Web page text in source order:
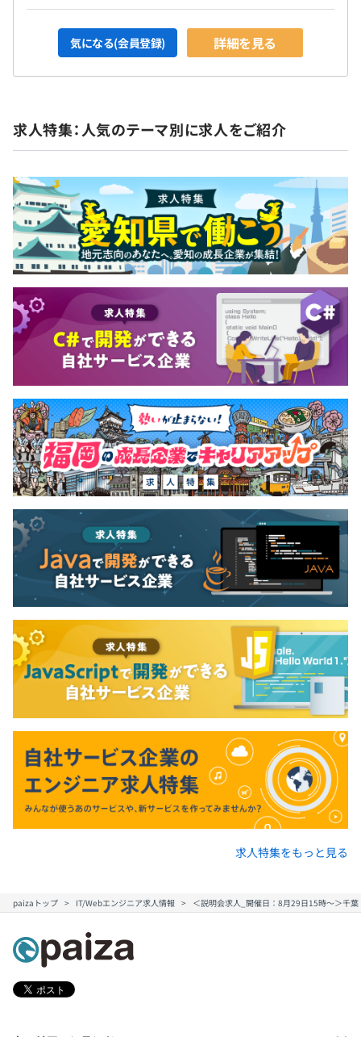
気になる(会員登録) 詳細を見る
求人特集：人気のテーマ別に求人をご紹介
求人特集をもっと見る
paizaトップ IT/Webエンジニア求人情報 ＜説明会求人_開催日：8月29日15時～＞千